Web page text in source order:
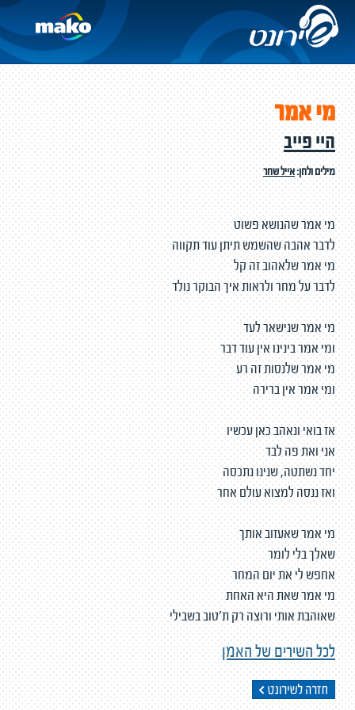
מי אמר
היי פייב
מילים ולחן:אייל שחר
מי אמר שהנושא פשוט
לדבר אהבה שהשמש תיתן עוד תקווה
מי אמר שלאהוב זה קל
לדבר על מחר ולראות איך הבוקר נולד
מי אמר שנישאר לעד
ומי אמר בינינו אין עוד דבר
מי אמר שלנסות זה רע
ומי אמר אין ברירה
אז בואי ונאהב כאן עכשיו
אני ואת פה לבד
יחד נשתטה, שנינו נתכסה
ואז ננסה למצוא עולם אחר
מי אמר שאעזוב אותך
שאלך בלי לומר
אחפש לי את יום המחר
מי אמר שאת היא האחת
שאוהבת אותי ורוצה רק ת'טוב בשבילי
לכל השירים של האמן